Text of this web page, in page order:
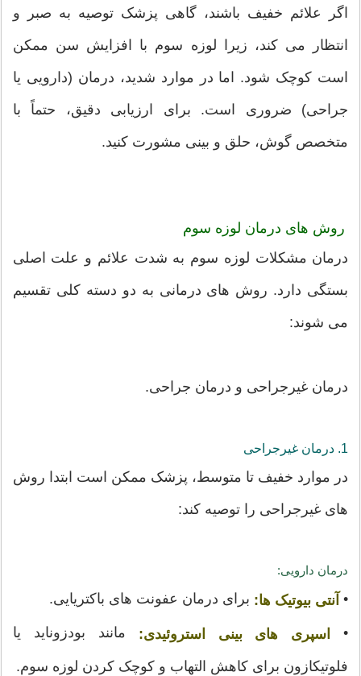
اگر علائم خفیف باشند، گاهی پزشک توصیه به صبر و
انتظار می کند، زیرا لوزه سوم با افزایش سن ممکن
است کوچک شود. اما در موارد شدید، درمان (دارویی یا
جراحی) ضروری است. برای ارزیابی دقیق، حتماً با
متخصص گوش، حلق و بینی مشورت کنید.
روش های درمان لوزه سوم
درمان مشکلات لوزه سوم به شدت علائم و علت اصلی
بستگی دارد. روش های درمانی به دو دسته کلی تقسیم
می شوند:
درمان غیرجراحی و درمان جراحی.
1. درمان غیرجراحی
در موارد خفیف تا متوسط، پزشک ممکن است ابتدا روش
های غیرجراحی را توصیه کند:
درمان دارویی:
• آنتی بیوتیک ها: برای درمان عفونت های باکتریایی.
• اسپری های بینی استروئیدی: مانند بودزوناید یا
فلوتیکازون برای کاهش التهاب و کوچک کردن لوزه سوم.